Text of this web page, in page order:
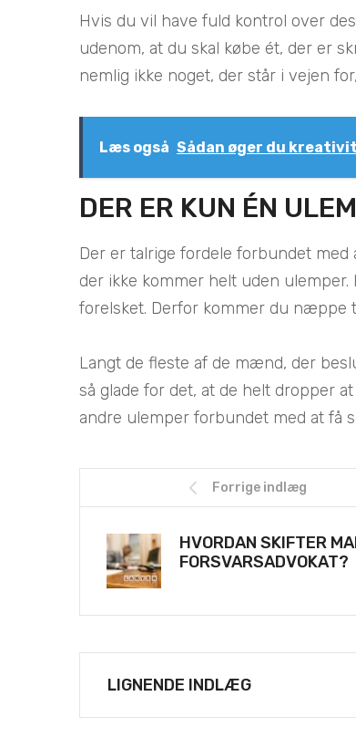
Hvis du vil have fuld kontrol over
udenom, at du skal købe ét, der er
nemlig ikke noget, der står i vejen
Læs også Sådan øger du
DER ER KUN ÉN
Der er talrige fordele forbundet
der ikke kommer helt uden
forelsket. Derfor kommer du næppe
Langt de fleste af de mænd, der
så glade for det, at de helt dropper
andre ulemper forbundet med at få
Forrige indlæg
HVORDAN SKIFTER
FORSVARSADVOKAT?
LIGNENDE INDLÆG